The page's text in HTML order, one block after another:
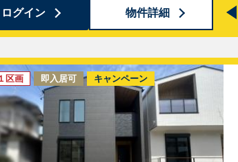
ログイン 物件詳細
区画 即入居可 キャンペーン